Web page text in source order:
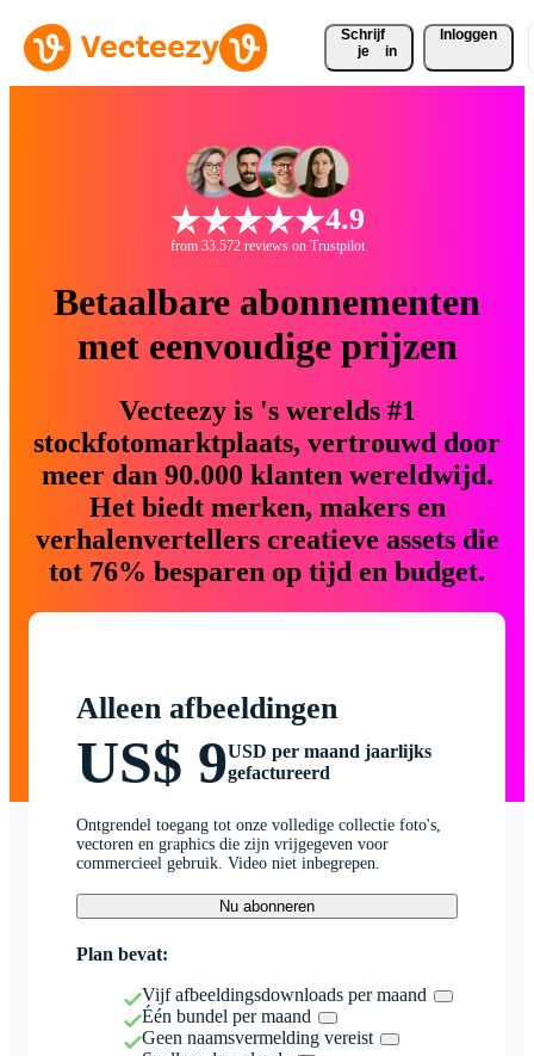
Schrijf
je
in
Inloggen
4.9
from 33.572 reviews on Trustpilot
Betaalbare abonnementen
met eenvoudige prijzen
Vecteezy is 's werelds #1
stockfotomarktplaats, vertrouwd door
meer dan 90.000 klanten wereldwijd.
Het biedt merken, makers en
verhalenvertellers creatieve assets die
tot 76% besparen op tijd en budget.
Alleen afbeeldingen
US$ 9USD per maand jaarlijks
gefactureerd
Ontgrendel toegang tot onze volledige collectie foto's,
vectoren en graphics die zijn vrijgegeven voor
commercieel gebruik. Video niet inbegrepen.
Nu abonneren
Plan bevat:
Vijf afbeeldingsdownloads per maand
Één bundel per maand
Geen naamsvermelding vereist